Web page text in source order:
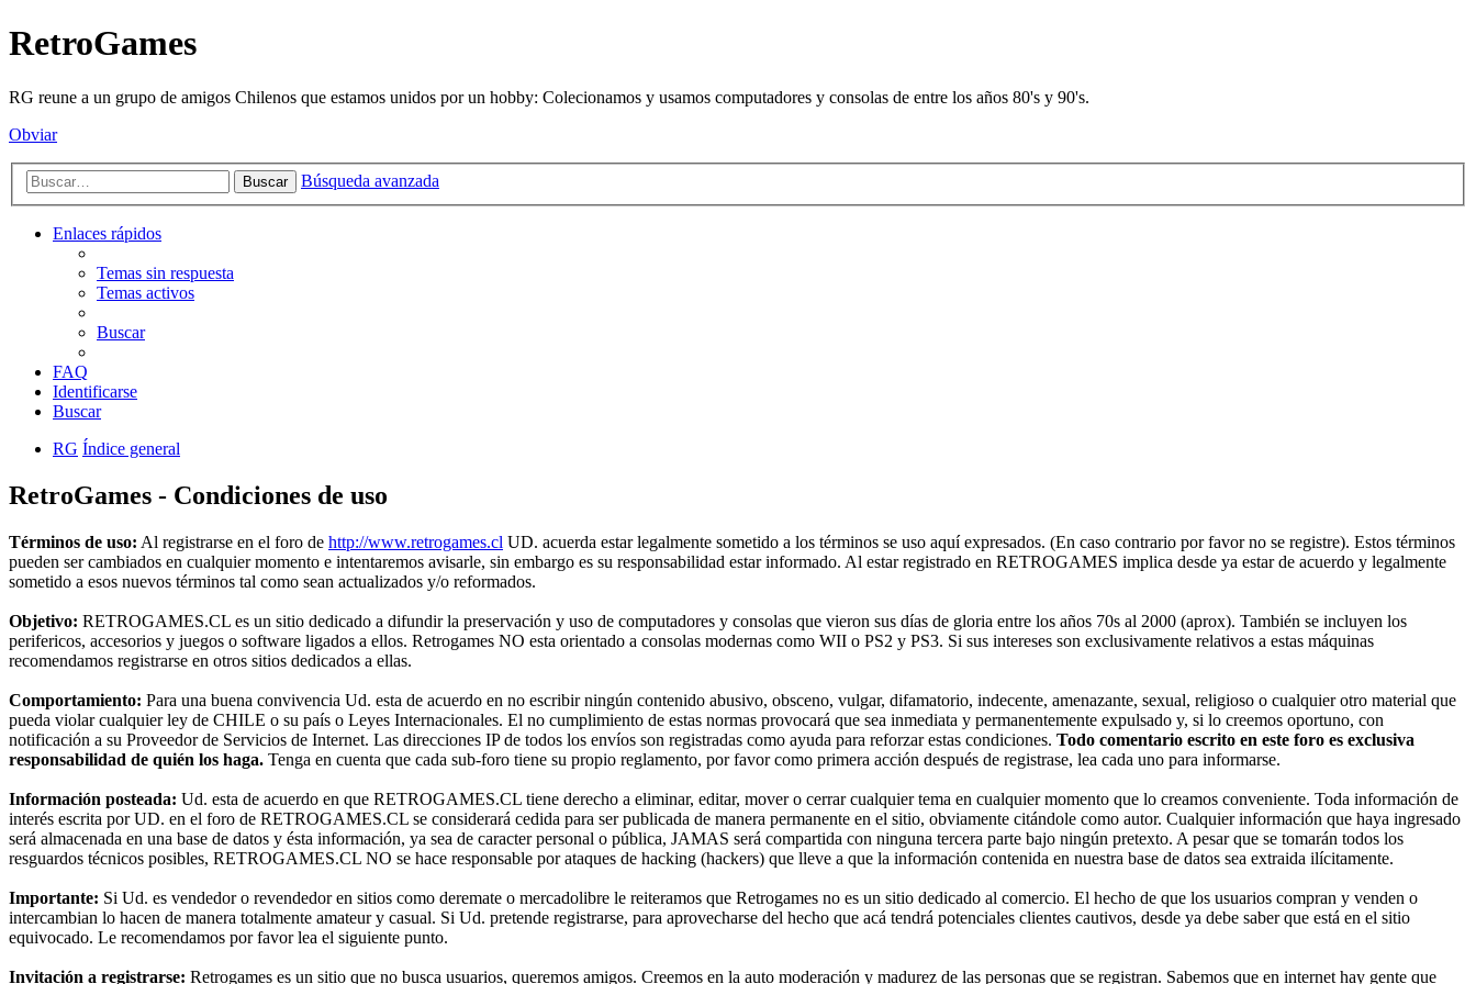
RetroGames
RG reune a un grupo de amigos Chilenos que estamos unidos por un hobby: Colecionamos y usamos computadores y consolas de entre los años 80's y 90's.
Obviar
Buscar Búsqueda avanzada
Enlaces rápidos
Temas sin respuesta
Temas activos
Buscar
FAQ
Identificarse
Buscar
RG Índice general
RetroGames - Condiciones de uso
Términos de uso: Al registrarse en el foro de http://www.retrogames.cl UD. acuerda estar legalmente sometido a los términos se uso aquí expresados. (En caso contrario por favor no se registre). Estos términos
pueden ser cambiados en cualquier momento e intentaremos avisarle, sin embargo es su responsabilidad estar informado. Al estar registrado en RETROGAMES implica desde ya estar de acuerdo y legalmente
sometido a esos nuevos términos tal como sean actualizados y/o reformados.
Objetivo: RETROGAMES.CL es un sitio dedicado a difundir la preservación y uso de computadores y consolas que vieron sus días de gloria entre los años 70s al 2000 (aprox). También se incluyen los
perifericos, accesorios y juegos o software ligados a ellos. Retrogames NO esta orientado a consolas modernas como WII o PS2 y PS3. Si sus intereses son exclusivamente relativos a estas máquinas
recomendamos registrarse en otros sitios dedicados a ellas.
Comportamiento: Para una buena convivencia Ud. esta de acuerdo en no escribir ningún contenido abusivo, obsceno, vulgar, difamatorio, indecente, amenazante, sexual, religioso o cualquier otro material que
pueda violar cualquier ley de CHILE o su país o Leyes Internacionales. El no cumplimiento de estas normas provocará que sea inmediata y permanentemente expulsado y, si lo creemos oportuno, con
notificación a su Proveedor de Servicios de Internet. Las direcciones IP de todos los envíos son registradas como ayuda para reforzar estas condiciones. Todo comentario escrito en este foro es exclusiva
responsabilidad de quién los haga. Tenga en cuenta que cada sub-foro tiene su propio reglamento, por favor como primera acción después de registrase, lea cada uno para informarse.
Información posteada: Ud. esta de acuerdo en que RETROGAMES.CL tiene derecho a eliminar, editar, mover o cerrar cualquier tema en cualquier momento que lo creamos conveniente. Toda información de
interés escrita por UD. en el foro de RETROGAMES.CL se considerará cedida para ser publicada de manera permanente en el sitio, obviamente citándole como autor. Cualquier información que haya ingresado
será almacenada en una base de datos y ésta información, ya sea de caracter personal o pública, JAMAS será compartida con ninguna tercera parte bajo ningún pretexto. A pesar que se tomarán todos los
resguardos técnicos posibles, RETROGAMES.CL NO se hace responsable por ataques de hacking (hackers) que lleve a que la información contenida en nuestra base de datos sea extraida ilícitamente.
Importante: Si Ud. es vendedor o revendedor en sitios como deremate o mercadolibre le reiteramos que Retrogames no es un sitio dedicado al comercio. El hecho de que los usuarios compran y venden o
intercambian lo hacen de manera totalmente amateur y casual. Si Ud. pretende registrarse, para aprovecharse del hecho que acá tendrá potenciales clientes cautivos, desde ya debe saber que está en el sitio
equivocado. Le recomendamos por favor lea el siguiente punto.
Invitación a registrarse: Retrogames es un sitio que no busca usuarios, queremos amigos. Creemos en la auto moderación y madurez de las personas que se registran. Sabemos que en internet hay gente que